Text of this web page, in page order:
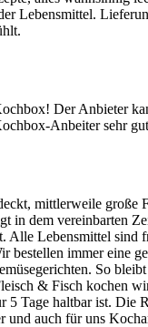
Lebensmittel.
Der Anbieter
Anbeiter sehr
mittlerweile große
in dem vereinbarten
Alle Lebensmittel sind
bestellen immer eine
So
& Fisch kochen
5 Tage haltbar ist. Die
und auch für uns